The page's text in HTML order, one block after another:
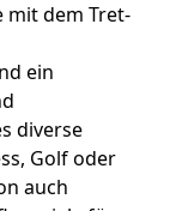
mit dem Tret-
ein
diverse
Golf oder
auch